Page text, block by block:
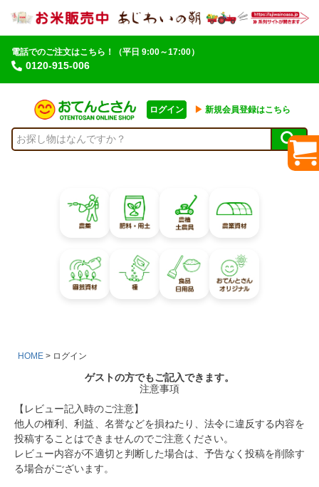
電話でのご注文はこちら！
0120-915-006
（平日 9:00～17:00）
ログイン ▶︎ 新規会員登録はこちら
HOME ログイン
ゲストの方でもご記入できます。
注意事項
【レビュー記入時のご注意】
他人の権利、利益、名誉などを損ねたり、法令に違反する内容を
投稿することはできませんのでご注意ください。
レビュー内容が不適切と判断した場合は、予告なく投稿を削除す
る場合がございます。